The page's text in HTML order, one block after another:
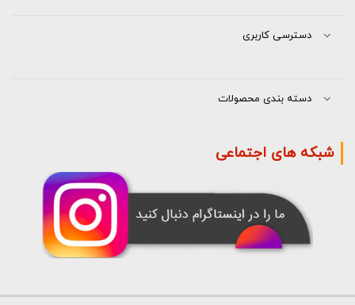
دسترسی کاربری
دسته بندی محصولات
شبکه های اجتماعی